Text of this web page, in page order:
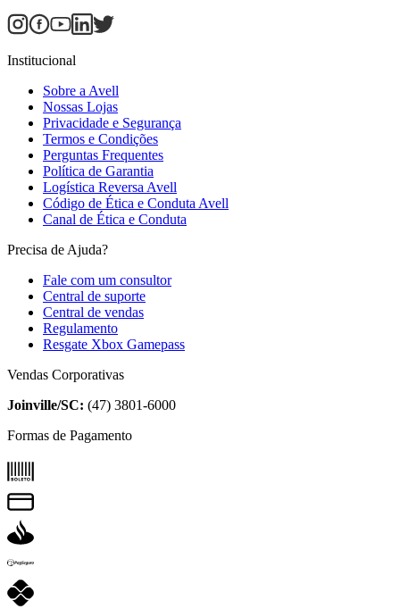
Institucional
Sobre a Avell
Nossas Lojas
Privacidade e Segurança
Termos e Condições
Perguntas Frequentes
Política de Garantia
Logística Reversa Avell
Código de Ética e Conduta Avell
Canal de Ética e Conduta
Precisa de Ajuda?
Fale com um consultor
Central de suporte
Central de vendas
Regulamento
Resgate Xbox Gamepass
Vendas Corporativas
Joinville/SC: (47) 3801-6000
Formas de Pagamento